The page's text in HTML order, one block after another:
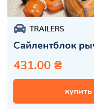
TRAILERS
Сайлентблок
431.00 ₴